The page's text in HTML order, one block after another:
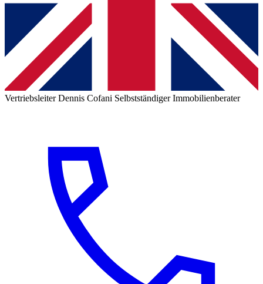
Vertriebsleiter Dennis Cofani Selbstständiger Immobilienberater